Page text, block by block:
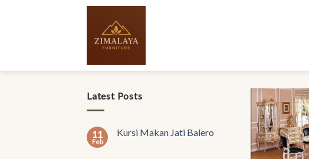
Latest Posts
11
Feb
Kursi Makan Jati Balero